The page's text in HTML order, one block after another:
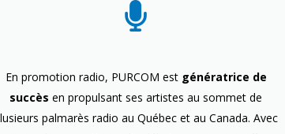
En promotion radio, PURCOM est génératrice de
succès en propulsant ses artistes au sommet de
palmarès radio au Québec et au Canada. Avec